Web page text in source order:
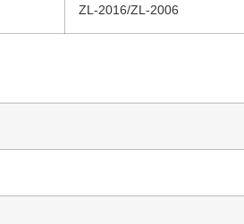
ZL-2016/ZL-2006